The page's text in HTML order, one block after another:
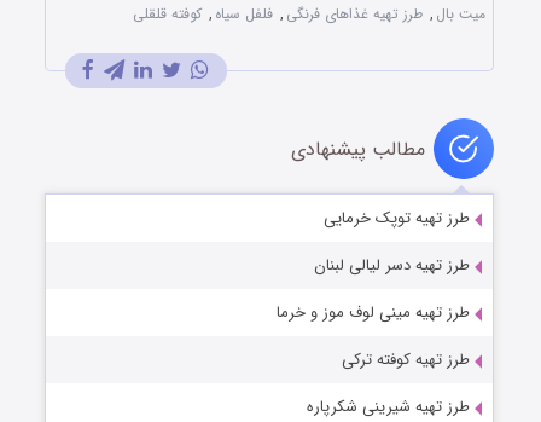
میت بال , طرز تهیه غذاهای فرنگی , فلفل سیاه , کوفته قلقلی
مطالب پیشنهادی
طرز تهیه توپک خرمایی
طرز تهیه دسر لیالی لبنان
طرز تهیه مینی لوف موز و خرما
طرز تهیه کوفته ترکی
طرز تهیه شیرینی شکرپاره